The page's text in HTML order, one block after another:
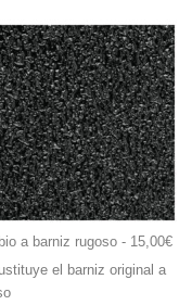
a barniz rugoso - 15,00€
el barniz original a